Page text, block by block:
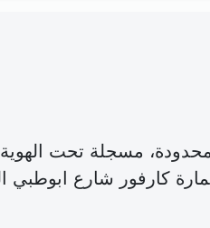
مسجلة تحت الهوية